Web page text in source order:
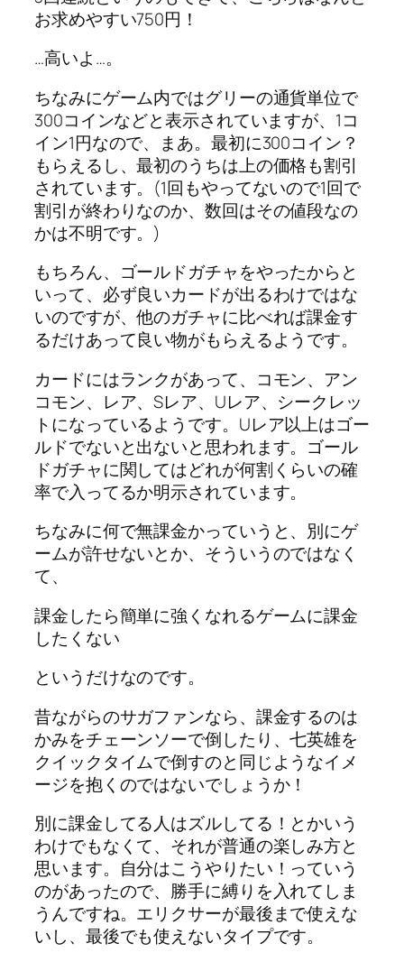
お求めやすい750円！
…高いよ…。
ちなみにゲーム内ではグリーの通貨単位で
300コインなどと表示されていますが、1コ
イン1円なので、まあ。最初に300コイン？
もらえるし、最初のうちは上の価格も割引
されています。(1回もやってないので1回で
割引が終わりなのか、数回はその値段なの
かは不明です。)
もちろん、ゴールドガチャをやったからと
いって、必ず良いカードが出るわけではな
いのですが、他のガチャに比べれば課金す
るだけあって良い物がもらえるようです。
カードにはランクがあって、コモン、アン
コモン、レア、Sレア、Uレア、シークレッ
トになっているようです。Uレア以上はゴー
ルドでないと出ないと思われます。ゴール
ドガチャに関してはどれが何割くらいの確
率で入ってるか明示されています。
ちなみに何で無課金かっていうと、別にゲ
ームが許せないとか、そういうのではなく
て、
課金したら簡単に強くなれるゲームに課金
したくない
というだけなのです。
昔ながらのサガファンなら、課金するのは
かみをチェーンソーで倒したり、七英雄を
クイックタイムで倒すのと同じようなイメ
ージを抱くのではないでしょうか！
別に課金してる人はズルしてる！とかいう
わけでもなくて、それが普通の楽しみ方と
思います。自分はこうやりたい！っていう
のがあったので、勝手に縛りを入れてしま
うんですね。エリクサーが最後まで使えな
いし、最後でも使えないタイプです。